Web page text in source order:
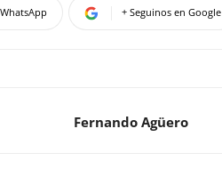
WhatsApp + Seguinos en Google
Fernando Agüero